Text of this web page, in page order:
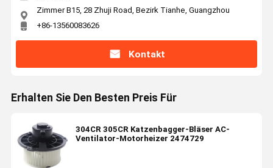
Zimmer B15, 28 Zhuji Road, Bezirk Tianhe, Guangzhou
+86-13560083626
Kontakt
Erhalten Sie Den Besten Preis Für
304CR 305CR Katzenbagger-Bläser AC-
Ventilator-Motorheizer 2474729